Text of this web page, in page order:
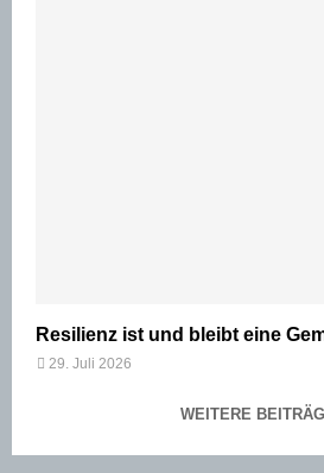
Resilienz ist und bleibt eine
29. Juli 2026
WEITERE